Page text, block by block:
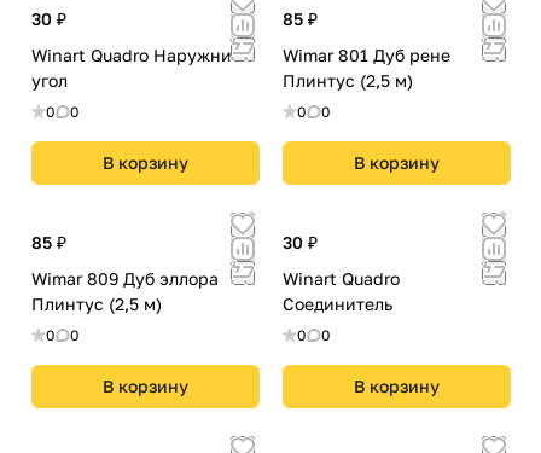
30 ₽
Winart Quadro Наружний
угол
0 0
В корзину
85 ₽
Wimar 801 Дуб рене
Плинтус (2,5 м)
0 0
В корзину
85 ₽
Wimar 809 Дуб эллора
Плинтус (2,5 м)
0 0
В корзину
30 ₽
Winart Quadro
Соединитель
0 0
В корзину